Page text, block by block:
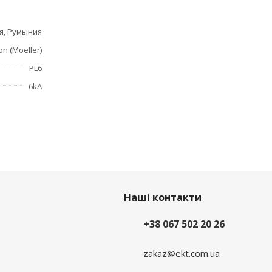
Румыния
(Moeller)
PL6
6kA
Наші контакти
+38 067 502 20 26
zakaz@ekt.com.ua